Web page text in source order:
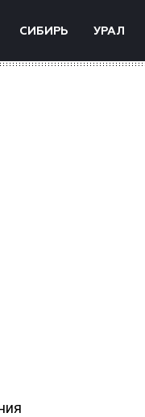
СИБИРЬ УРАЛ